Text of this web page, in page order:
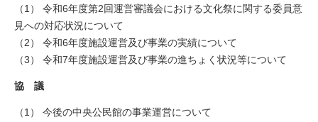
（1） 令和6年度第2回運営審議会における文化祭に関する委員意
見への対応状況について
（2） 令和6年度施設運営及び事業の実績について
（3） 令和7年度施設運営及び事業の進ちょく状況等について
協 議
（1） 今後の中央公民館の事業運営について